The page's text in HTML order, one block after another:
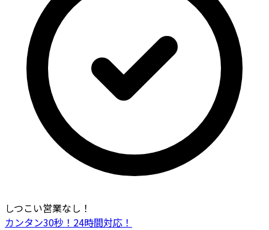
しつこい営業なし！
カンタン30秒！24時間対応！